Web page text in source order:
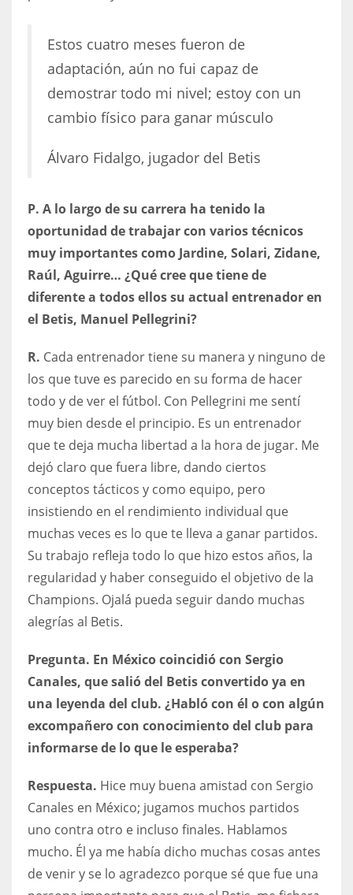
Estos cuatro meses fueron de
adaptación, aún no fui capaz de
demostrar todo mi nivel; estoy con un
cambio físico para ganar músculo
Álvaro Fidalgo, jugador del Betis
P. A lo largo de su carrera ha tenido la
oportunidad de trabajar con varios técnicos
muy importantes como Jardine, Solari, Zidane,
Raúl, Aguirre… ¿Qué cree que tiene de
diferente a todos ellos su actual entrenador en
el Betis, Manuel Pellegrini?
R. Cada entrenador tiene su manera y ninguno de
los que tuve es parecido en su forma de hacer
todo y de ver el fútbol. Con Pellegrini me sentí
muy bien desde el principio. Es un entrenador
que te deja mucha libertad a la hora de jugar. Me
dejó claro que fuera libre, dando ciertos
conceptos tácticos y como equipo, pero
insistiendo en el rendimiento individual que
muchas veces es lo que te lleva a ganar partidos.
Su trabajo refleja todo lo que hizo estos años, la
regularidad y haber conseguido el objetivo de la
Champions. Ojalá pueda seguir dando muchas
alegrías al Betis.
Pregunta. En México coincidió con Sergio
Canales, que salió del Betis convertido ya en
una leyenda del club. ¿Habló con él o con algún
excompañero con conocimiento del club para
informarse de lo que le esperaba?
Respuesta. Hice muy buena amistad con Sergio
Canales en México; jugamos muchos partidos
uno contra otro e incluso finales. Hablamos
mucho. Él ya me había dicho muchas cosas antes
de venir y se lo agradezco porque sé que fue una